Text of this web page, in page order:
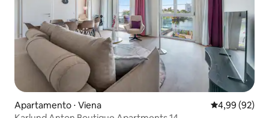
Apartamento ⋅ Viena 4,99 de uma
4,99 (92)